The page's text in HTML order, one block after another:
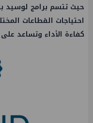
حيث تتسم برامج لوسيد
احتياجات القطاعات
كفاءة الأداء وتساعد